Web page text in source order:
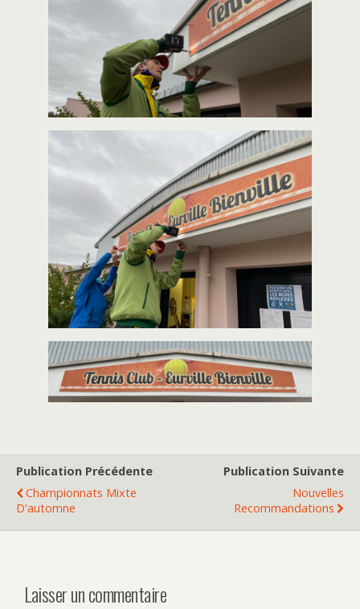
Publication Précédente
Championnats Mixte
D'automne
Publication Suivante
Nouvelles
Recommandations
Laisser un commentaire